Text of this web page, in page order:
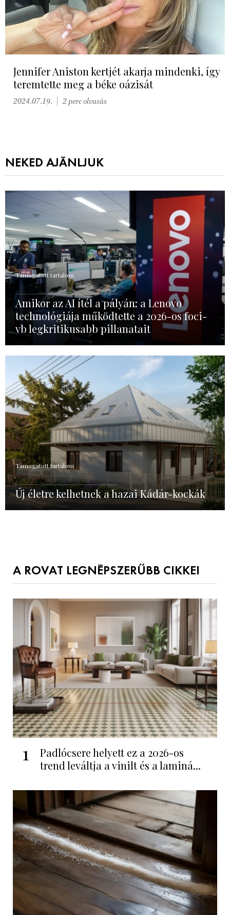
Jennifer Aniston kertjét akarja mindenki, így
teremtette meg a béke oázisát
2024.07.19. 2 perc olvasás
NEKED AJÁNLJUK
Támogatott tartalom
Amikor az AI ítél a pályán: a Lenovo
technológiája működtette a 2026-os foci-
vb legkritikusabb pillanatait
Támogatott tartalom
Új életre kelhetnek a hazai Kádár-kockák
A ROVAT LEGNÉPSZERŰBB CIKKEI
1
Padlócsere helyett ez a 2026-os
trend leváltja a vinilt és a laminá...